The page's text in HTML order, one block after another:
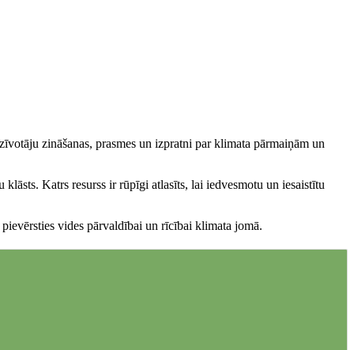
zināšanas, prasmes un izpratni par klimata pārmaiņām un
Katrs resurss ir rūpīgi atlasīts, lai iedvesmotu un iesaistītu
vides pārvaldībai un rīcībai klimata jomā.